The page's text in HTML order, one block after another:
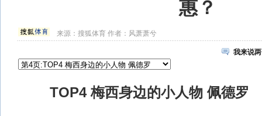
惠？
来源：搜狐体育 作者：风萧萧兮
我来说
TOP4 梅西身边的小人物 佩德罗